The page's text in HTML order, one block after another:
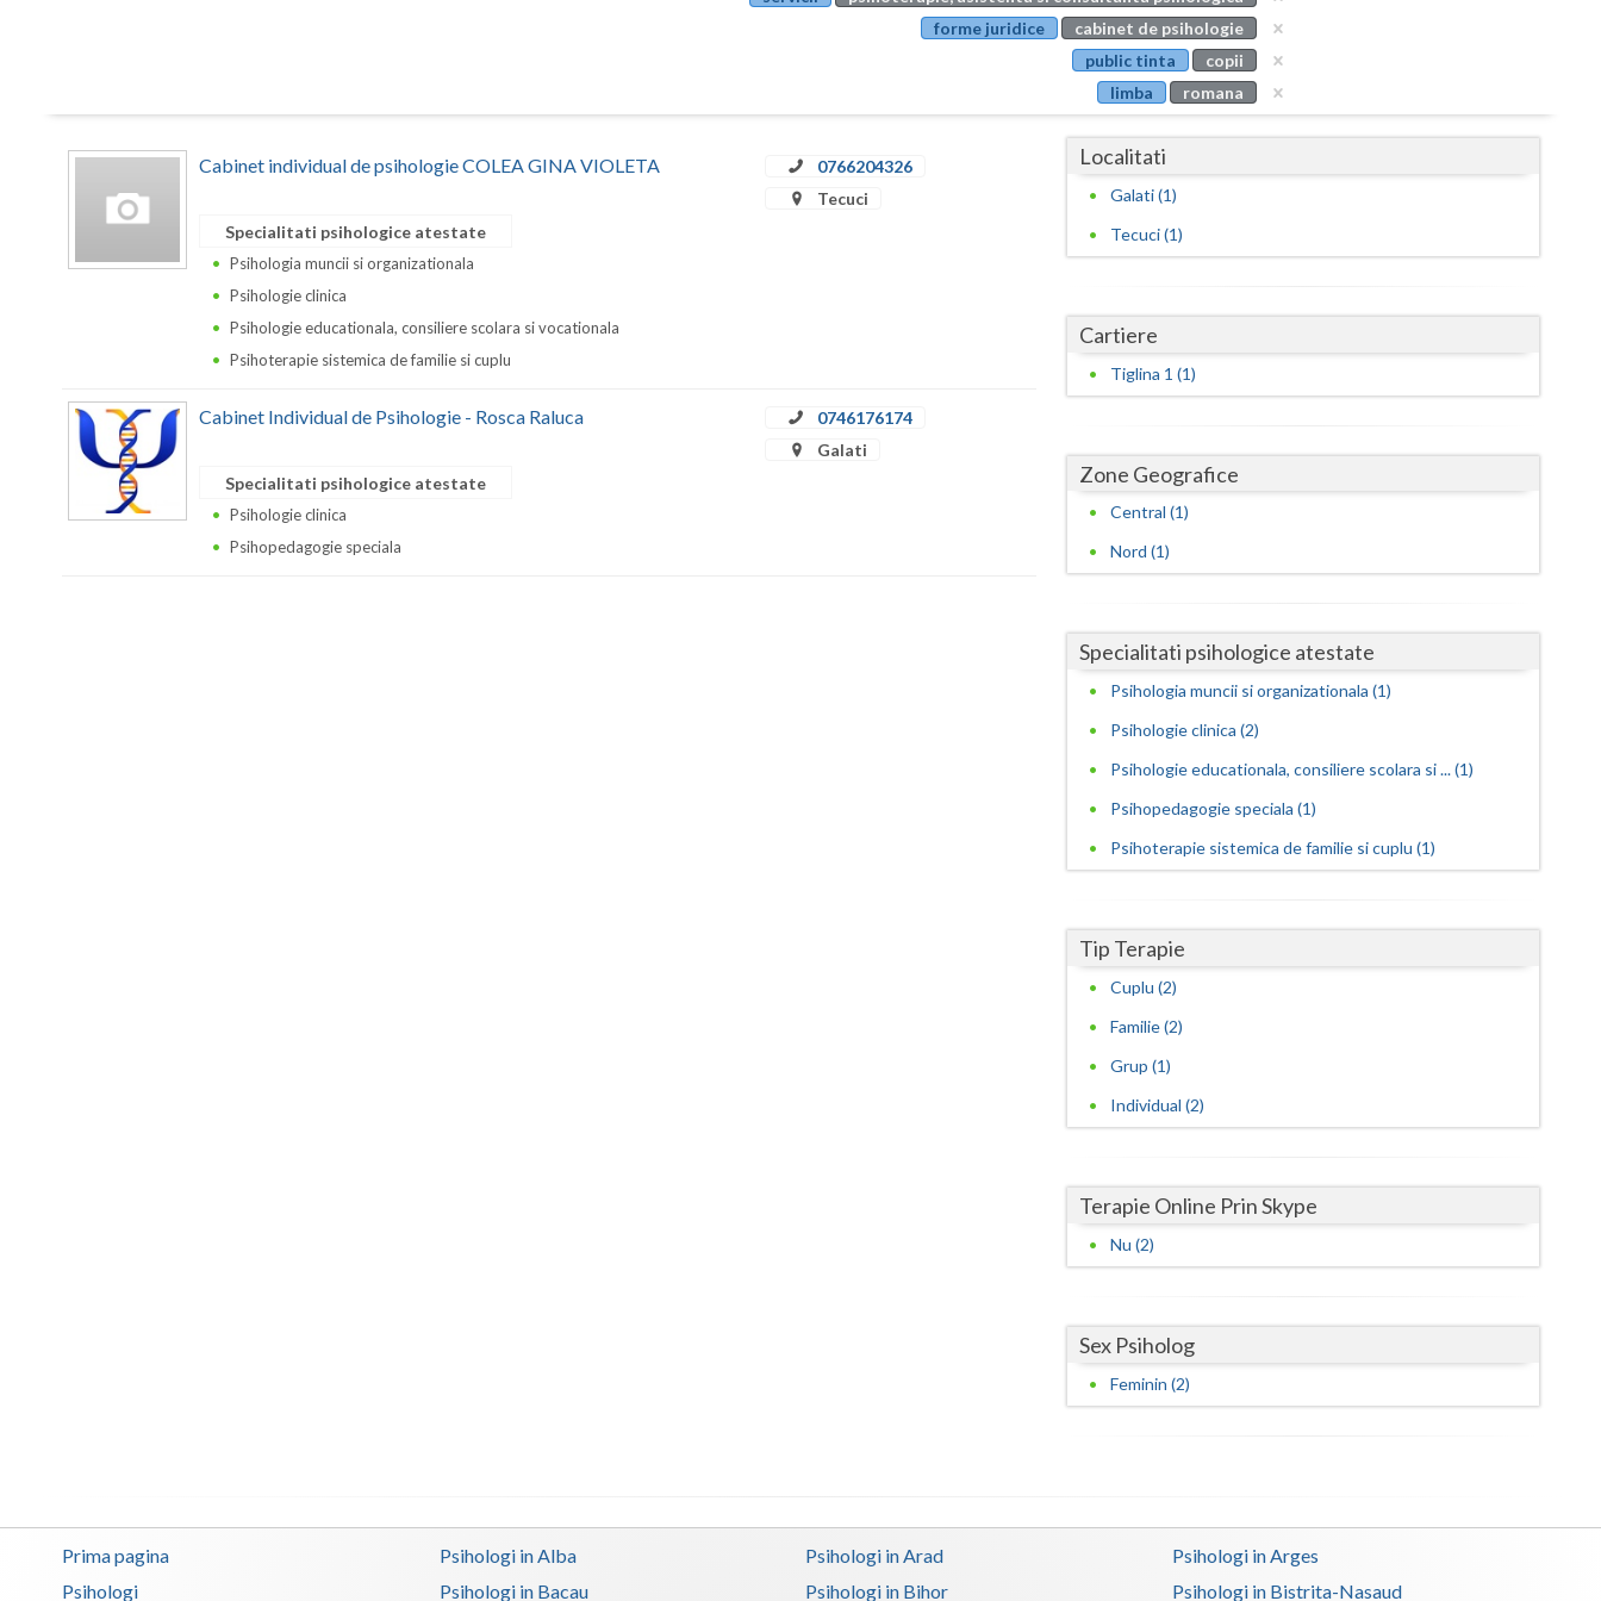
Buzau
Calarasi
Caras-Severin
Covasna
Galati
Ialomita
Iasi
Ilfov
Maramures
Mehedinti
Mures
Olt
Suceava
forme juridice
cabinet de psihologie
public tinta
copii
limba
romana
Cabinet individual de psihologie COLEA GINA VIOLETA
0766204326
Tecuci
Specialitati psihologice atestate
Psihologia muncii si organizationala
Psihologie clinica
Psihologie educationala, consiliere scolara si vocationala
Psihoterapie sistemica de familie si cuplu
Cabinet Individual de Psihologie - Rosca Raluca
0746176174
Galati
Specialitati psihologice atestate
Psihologie clinica
Psihopedagogie speciala
Localitati
Galati (1)
Tecuci (1)
Cartiere
Tiglina 1 (1)
Zone Geografice
Central (1)
Nord (1)
Specialitati psihologice atestate
Psihologia muncii si organizationala (1)
Psihologie clinica (2)
Psihologie educationala, consiliere scolara si ... (1)
Psihopedagogie speciala (1)
Psihoterapie sistemica de familie si cuplu (1)
Tip Terapie
Cuplu (2)
Familie (2)
Grup (1)
Individual (2)
Terapie Online Prin Skype
Nu (2)
Sex Psiholog
Feminin (2)
Prima pagina
Psihologi
Psihologi in Alba Psihologi in Arad
Psihologi in Arges
Psihologi in Bacau
Psihologi in Bihor Psihologi in Bistrita-Nasaud